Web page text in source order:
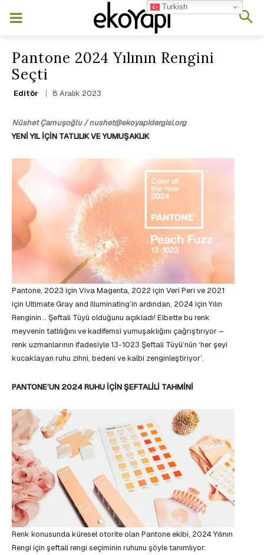
Pantone 2024 Yılının Rengini
Seçti
Editör 8 Aralık 2023
Nüshet Çamuşoğlu / nushet@ekoyapidergisi.org
YENİ YIL İÇİN TATLILIK VE YUMUŞAKLIK
Pantone, 2023 için Viva Magenta, 2022 için Veri Peri ve 2021
için Ultimate Gray and Illuminating’in ardından, 2024 için Yılın
Renginin… Şeftali Tüyü olduğunu açıkladı! Elbette bu renk
meyvenin tatlılığını ve kadifemsi yumuşaklığını çağrıştırıyor –
renk uzmanlarının ifadesiyle 13-1023 Şeftali Tüyü’nün ‘her şeyi
kucaklayan ruhu zihni, bedeni ve kalbi zenginleştiriyor’.
PANTONE’UN 2024 RUHU İÇİN ŞEFTALİLİ TAHMİNİ
Renk konusunda küresel otorite olan Pantone ekibi, 2024 Yılının
Rengi için şeftali rengi seçiminin ruhunu şöyle tanımlıyor:
Turkish